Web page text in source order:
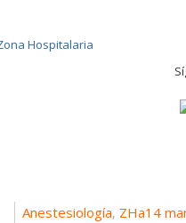
Anestesiología, ZHa14